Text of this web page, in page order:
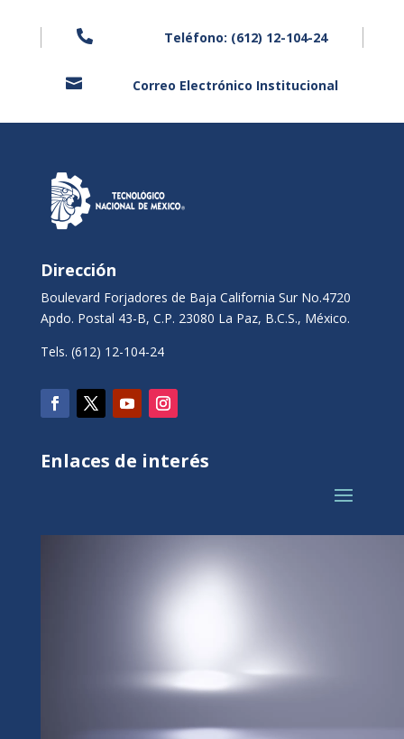
 Teléfono: (612) 12-104-24
 Correo Electrónico Institucional
Dirección
Boulevard Forjadores de Baja California Sur No.4720
Apdo. Postal 43-B, C.P. 23080 La Paz, B.C.S., México.
Tels. (612) 12-104-24
Enlaces de interés